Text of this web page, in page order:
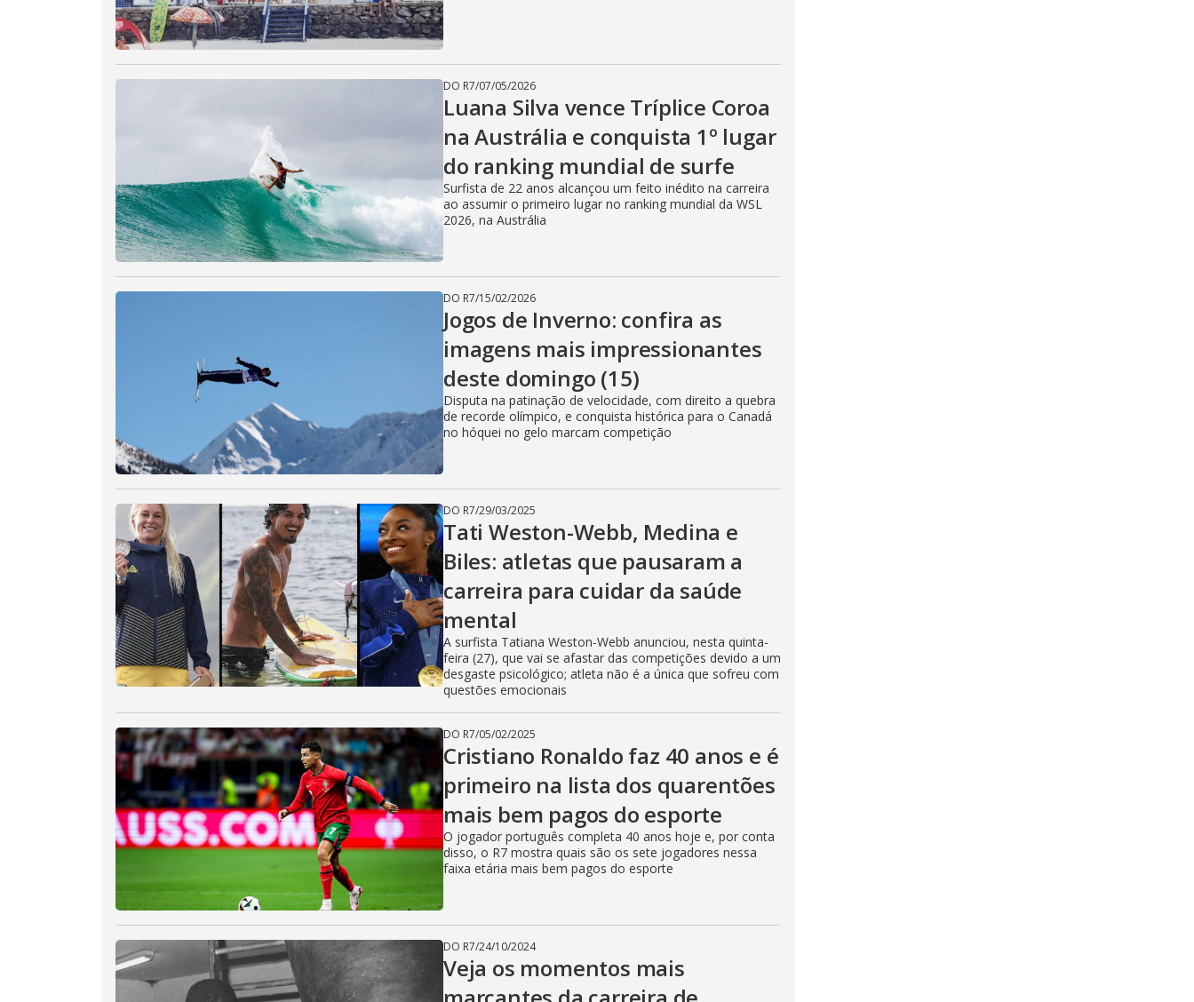
DO R7/07/05/2026
Luana Silva vence Tríplice Coroa
na Austrália e conquista 1º lugar
do ranking mundial de surfe
Surfista de 22 anos alcançou um feito inédito na carreira
ao assumir o primeiro lugar no ranking mundial da WSL
2026, na Austrália
DO R7/15/02/2026
Jogos de Inverno: confira as
imagens mais impressionantes
deste domingo (15)
Disputa na patinação de velocidade, com direito a quebra
de recorde olímpico, e conquista histórica para o Canadá
no hóquei no gelo marcam competição
DO R7/29/03/2025
Tati Weston-Webb, Medina e
Biles: atletas que pausaram a
carreira para cuidar da saúde
mental
A surfista Tatiana Weston-Webb anunciou, nesta quinta-
feira (27), que vai se afastar das competições devido a um
desgaste psicológico; atleta não é a única que sofreu com
questões emocionais
DO R7/05/02/2025
Cristiano Ronaldo faz 40 anos e é
primeiro na lista dos quarentões
mais bem pagos do esporte
O jogador português completa 40 anos hoje e, por conta
disso, o R7 mostra quais são os sete jogadores nessa
faixa etária mais bem pagos do esporte
DO R7/24/10/2024
Veja os momentos mais